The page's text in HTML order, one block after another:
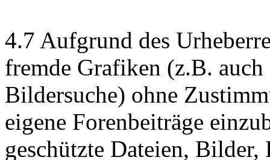
4.7 Aufgrund des
fremde Grafiken (z.B.
Bildersuche) ohne
eigene Forenbeiträge
geschützte Dateien,